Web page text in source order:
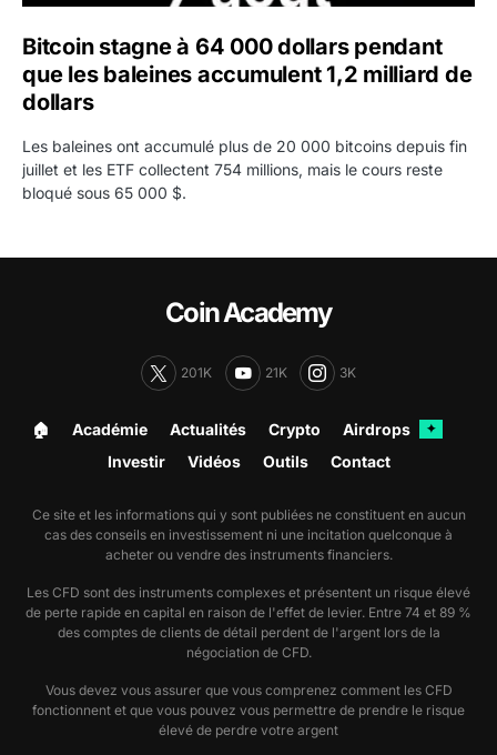
Bitcoin stagne à 64 000 dollars pendant
que les baleines accumulent 1,2 milliard de
dollars
Les baleines ont accumulé plus de 20 000 bitcoins depuis fin
juillet et les ETF collectent 754 millions, mais le cours reste
bloqué sous 65 000 $.
Coin Academy
201K 21K 3K
🏠︎ Académie Actualités Crypto Airdrops ✦
Investir Vidéos Outils Contact
Ce site et les informations qui y sont publiées ne constituent en aucun
cas des conseils en investissement ni une incitation quelconque à
acheter ou vendre des instruments financiers.
Les CFD sont des instruments complexes et présentent un risque élevé
de perte rapide en capital en raison de l'effet de levier. Entre 74 et 89 %
des comptes de clients de détail perdent de l'argent lors de la
négociation de CFD.
Vous devez vous assurer que vous comprenez comment les CFD
fonctionnent et que vous pouvez vous permettre de prendre le risque
élevé de perdre votre argent